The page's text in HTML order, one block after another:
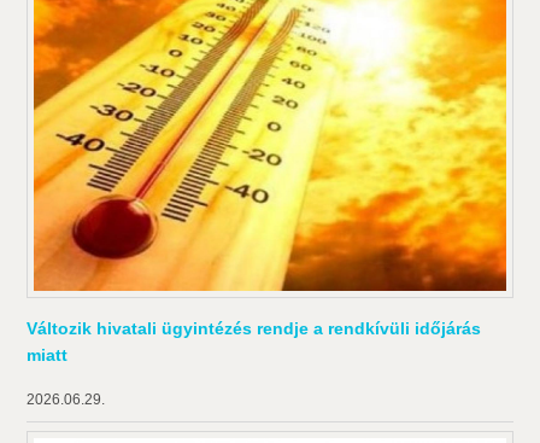
Változik hivatali ügyintézés rendje a rendkívüli időjárás
miatt
2026.06.29.